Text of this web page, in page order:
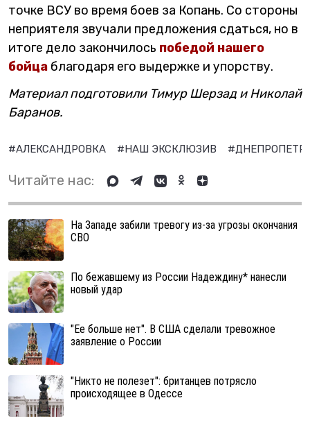
точке ВСУ во время боев за Копань. Со стороны
неприятеля звучали предложения сдаться, но в
итоге дело закончилось победой нашего
бойца благодаря его выдержке и упорству.
Материал подготовили Тимур Шерзад и Николай
Баранов.
#АЛЕКСАНДРОВКА #НАШ ЭКСКЛЮЗИВ
Читайте нас:
На Западе забили тревогу из-за угрозы окончания
СВО
По бежавшему из России Надеждину* нанесли
новый удар
"Ее больше нет". В США сделали тревожное
заявление о России
"Никто не полезет": британцев потрясло
происходящее в Одессе